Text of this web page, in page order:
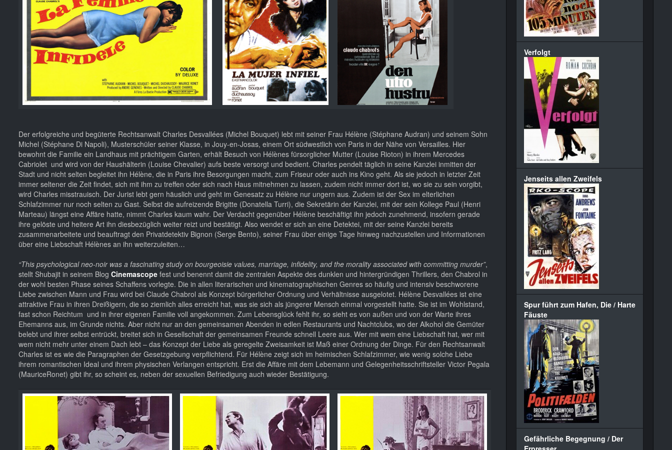
Der erfolgreiche und begüterte Rechtsanwalt Charles Desvallées (Michel Bouquet) lebt mit seiner Frau Hélène (Stéphane Audran) und seinem Sohn
Michel (Stéphane Di Napoli), Musterschüler seiner Klasse, in Jouy-en-Josas, einem Ort südwestlich von Paris in der Nähe von Versailles. Hier
bewohnt die Familie ein Landhaus mit prächtigem Garten, erhält Besuch von Hélènes fürsorglicher Mutter (Louise Rioton) in ihrem Mercedes
Cabriolet und wird von der Haushälterin (Louise Chevalier) aufs beste versorgt und bedient. Charles pendelt täglich in seine Kanzlei inmitten der
Stadt und nicht selten begleitet ihn Hélène, die in Paris ihre Besorgungen macht, zum Friseur oder auch ins Kino geht. Als sie jedoch in letzter Zeit
immer seltener die Zeit findet, sich mit ihm zu treffen oder sich nach Haus mitnehmen zu lassen, zudem nicht immer dort ist, wo sie zu sein vorgibt,
wird Charles misstrauisch. Der Jurist lebt gern häuslich und geht im Genesatz zu Hélène nur ungern aus. Zudem ist der Sex im elterlichen
Schlafzimmer nur noch selten zu Gast. Selbst die aufreizende Brigitte (Donatella Turri), die Sekretärin der Kanzlei, mit der sein Kollege Paul (Henri
Marteau) längst eine Affäre hatte, nimmt Charles kaum wahr. Der Verdacht gegenüber Hélène beschäftigt ihn jedoch zunehmend, insofern gerade
ihre gelöste und heitere Art ihn diesbezüglich weiter reizt und bestätigt. Also wendet er sich an eine Detektei, mit der seine Kanzlei bereits
zusammenarbeitete und beauftragt den Privatdetektiv Bignon (Serge Bento), seiner Frau über einige Tage hinweg nachzustellen und Informationen
über eine Liebschaft Hélènes an ihn weiterzuleiten…
“This psychological neo-noir was a fascinating study on bourgeoisie values, marriage, infidelity, and the morality associated with committing murder”,
stellt Shubajit in seinem Blog Cinemascope fest und benennt damit die zentralen Aspekte des dunklen und hintergründigen Thrillers, den Chabrol in
der wohl besten Phase seines Schaffens vorlegte. Die in allen literarischen und kinematographischen Genres so häufig und intensiv beschworene
Liebe zwischen Mann und Frau wird bei Claude Chabrol als Konzept bürgerlicher Ordnung und Verhältnisse ausgelotet. Hélène Desvallées ist eine
attraktive Frau in ihren Dreißigern, die so ziemlich alles erreicht hat, was sie sich als jüngerer Mensch einmal vorgestellt hatte. Sie ist im Wohlstand,
fast schon Reichtum und in ihrer eigenen Familie voll angekommen. Zum Lebensglück fehlt ihr, so sieht es von außen und von der Warte ihres
Ehemanns aus, im Grunde nichts. Aber nicht nur an den gemeinsamen Abenden in edlen Restaurants und Nachtclubs, wo der Alkohol die Gemüter
belebt und ihrer selbst entrückt, breitet sich in Gesellschaft der gemeinsamen Freunde schnell Leere aus. Wer mit wem eine Liebschaft hat, wer mit
wem nicht mehr unter einem Dach lebt – das Konzept der Liebe als geregelte Zweisamkeit ist Maß einer Ordnung der Dinge. Für den Rechtsanwalt
Charles ist es wie die Paragraphen der Gesetzgebung verpflichtend. Für Hélène zeigt sich im heimischen Schlafzimmer, wie wenig solche Liebe
ihrem romantischen Ideal und ihrem physischen Verlangen entspricht. Erst die Affäre mit dem Lebemann und Gelegenheitsschriftsteller Victor Pegala
(MauriceRonet) gibt ihr, so scheint es, neben der sexuellen Befriedigung auch wieder Bestätigung.
Verfolgt
Jenseits allen Zweifels
Spur führt zum Hafen, Die / Harte
Fäuste
Gefährliche Begegnung / Der